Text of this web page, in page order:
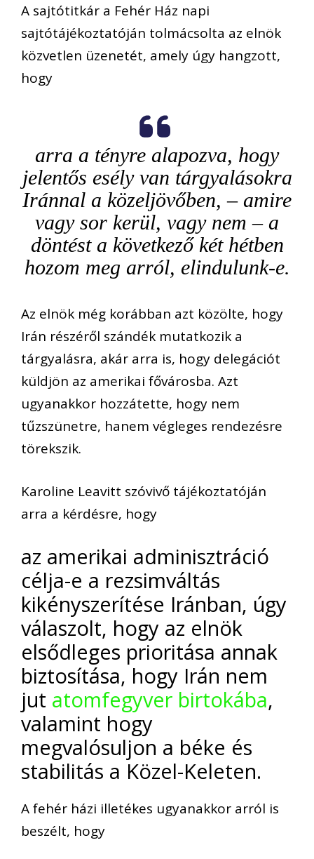
A sajtótitkár a Fehér Ház napi
sajtótájékoztatóján tolmácsolta az elnök
közvetlen üzenetét, amely úgy hangzott,
hogy
arra a tényre alapozva, hogy
jelentős esély van tárgyalásokra
Iránnal a közeljövőben, – amire
vagy sor kerül, vagy nem – a
döntést a következő két hétben
hozom meg arról, elindulunk-e.
Az elnök még korábban azt közölte, hogy
Irán részéről szándék mutatkozik a
tárgyalásra, akár arra is, hogy delegációt
küldjön az amerikai fővárosba. Azt
ugyanakkor hozzátette, hogy nem
tűzszünetre, hanem végleges rendezésre
törekszik.
Karoline Leavitt szóvivő tájékoztatóján
arra a kérdésre, hogy
az amerikai adminisztráció
célja-e a rezsimváltás
kikényszerítése Iránban, úgy
válaszolt, hogy az elnök
elsődleges prioritása annak
biztosítása, hogy Irán nem
jut atomfegyver birtokába,
valamint hogy
megvalósuljon a béke és
stabilitás a Közel-Keleten.
A fehér házi illetékes ugyanakkor arról is
beszélt, hogy